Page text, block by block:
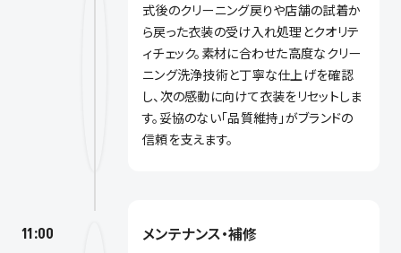
式後のクリーニング戻りや店舗の試着か
ら戻った衣装の受け入れ処理とクオリテ
ィチェック。素材に合わせた高度なクリー
ニング洗浄技術と丁寧な仕上げを確認
し、次の感動に向けて衣装をリセットしま
す。妥協のない「品質維持」がブランドの
信頼を支えます。
11:00 メンテナンス・補修